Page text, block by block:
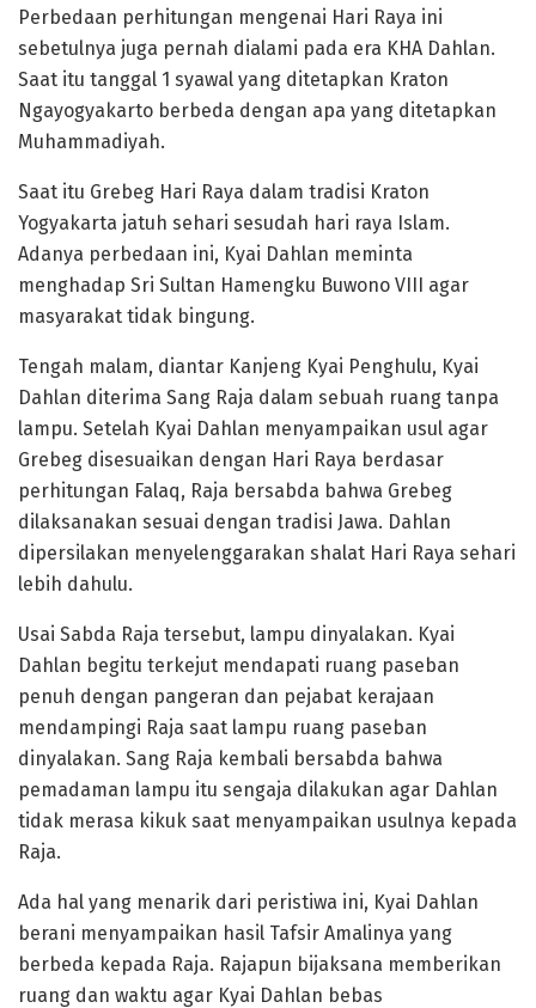
Perbedaan perhitungan mengenai Hari Raya ini
sebetulnya juga pernah dialami pada era KHA Dahlan.
Saat itu tanggal 1 syawal yang ditetapkan Kraton
Ngayogyakarto berbeda dengan apa yang ditetapkan
Muhammadiyah.
Saat itu Grebeg Hari Raya dalam tradisi Kraton
Yogyakarta jatuh sehari sesudah hari raya Islam.
Adanya perbedaan ini, Kyai Dahlan meminta
menghadap Sri Sultan Hamengku Buwono VIII agar
masyarakat tidak bingung.
Tengah malam, diantar Kanjeng Kyai Penghulu, Kyai
Dahlan diterima Sang Raja dalam sebuah ruang tanpa
lampu. Setelah Kyai Dahlan menyampaikan usul agar
Grebeg disesuaikan dengan Hari Raya berdasar
perhitungan Falaq, Raja bersabda bahwa Grebeg
dilaksanakan sesuai dengan tradisi Jawa. Dahlan
dipersilakan menyelenggarakan shalat Hari Raya sehari
lebih dahulu.
Usai Sabda Raja tersebut, lampu dinyalakan. Kyai
Dahlan begitu terkejut mendapati ruang paseban
penuh dengan pangeran dan pejabat kerajaan
mendampingi Raja saat lampu ruang paseban
dinyalakan. Sang Raja kembali bersabda bahwa
pemadaman lampu itu sengaja dilakukan agar Dahlan
tidak merasa kikuk saat menyampaikan usulnya kepada
Raja.
Ada hal yang menarik dari peristiwa ini, Kyai Dahlan
berani menyampaikan hasil Tafsir Amalinya yang
berbeda kepada Raja. Rajapun bijaksana memberikan
ruang dan waktu agar Kyai Dahlan bebas